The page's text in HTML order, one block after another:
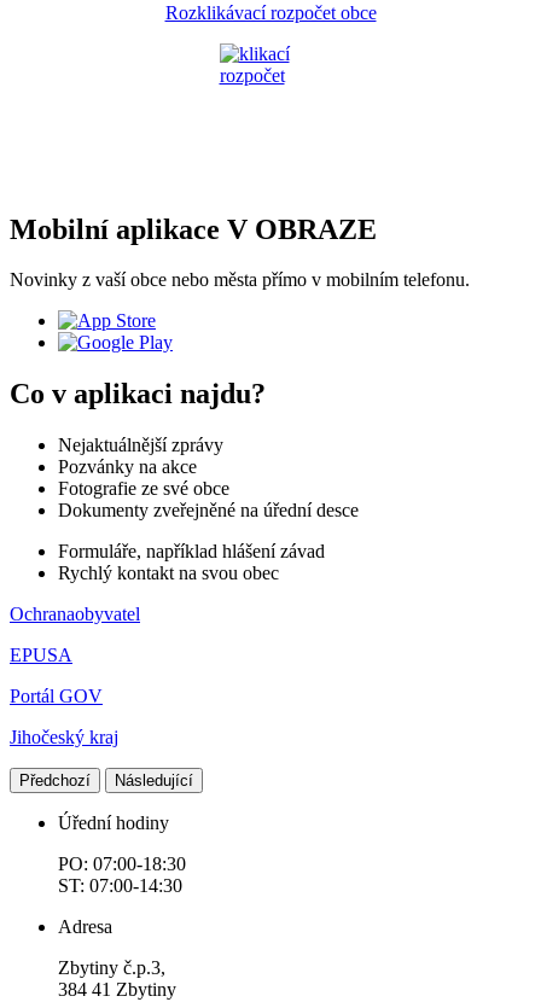
Rozklikávací rozpočet obce
Mobilní aplikace V OBRAZE
Novinky z vaší obce nebo města přímo v mobilním telefonu.
Co v aplikaci najdu?
Nejaktuálnější zprávy
Pozvánky na akce
Fotografie ze své obce
Dokumenty zveřejněné na úřední desce
Formuláře, například hlášení závad
Rychlý kontakt na svou obec
Ochranaobyvatel
EPUSA
Portál GOV
Jihočeský kraj
Předchozí Následující
Úřední hodiny
PO: 07:00-18:30
ST: 07:00-14:30
Adresa
Zbytiny č.p.3,
384 41 Zbytiny